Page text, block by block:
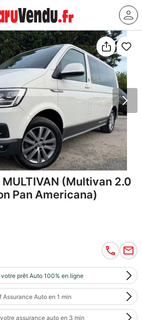
MULTIVAN (Multivan 2.0
Pan Americana)
prêt Auto 100% en ligne
Assurance Auto en 1 min
assurance auto en 3 min